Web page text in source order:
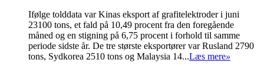
Ifølge tolddata var Kinas eksport af grafitelektroder i juni
23100 tons, et fald på 10,49 procent fra den foregående
måned og en stigning på 6,75 procent i forhold til samme
periode sidste år. De tre største eksportører var Rusland 2790
tons, Sydkorea 2510 tons og Malaysia 14...Læs mere»